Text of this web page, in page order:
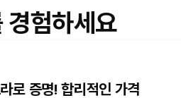
경험하세요
로 증명! 합리적인 가격